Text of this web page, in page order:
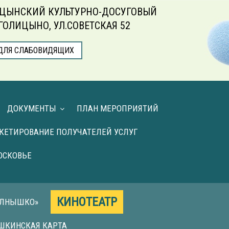
КУЛЬТУРНО-ДОСУГОВЫЙ
УЛ.СОВЕТСКАЯ 52
СЛАБОВИДЯЩИХ
ДОКУМЕНТЫ ПЛАН МЕРОПРИЯТИЙ
ПОЛУЧАТЕЛЕЙ УСЛУГ
КИНОТЕАТР
КАРТА